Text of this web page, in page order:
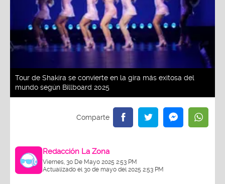
Tour de Shakira se convierte en la gira más exitosa del
mundo según Billboard 2025
Redacción La Zona
Viernes, 30 De Mayo 2025 2:53 PM
Actualizado el 30 de mayo del 2025 2:53 PM